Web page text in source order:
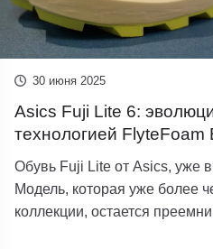
30 июня 2025
Asics Fuji Lite 6:
технологией FlyteFoam
Обувь Fuji Lite от Asics, уже
Модель, которая уже более
коллекции, остается